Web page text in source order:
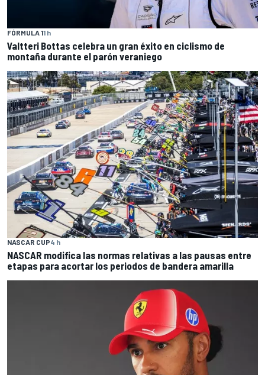
FÓRMULA 11 h
Valtteri Bottas celebra un gran éxito en ciclismo de
montaña durante el parón veraniego
NASCAR CUP4 h
NASCAR modifica las normas relativas a las pausas entre
etapas para acortar los periodos de bandera amarilla